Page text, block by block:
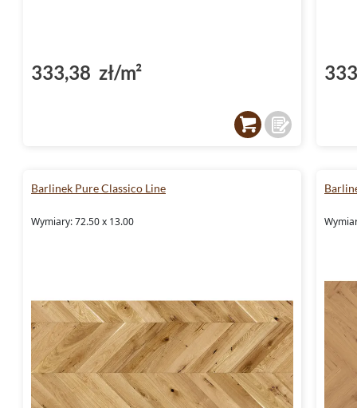
333,38 zł/m²
Barlinek Pure Classico Line
Wymiary: 72.50 x 13.00